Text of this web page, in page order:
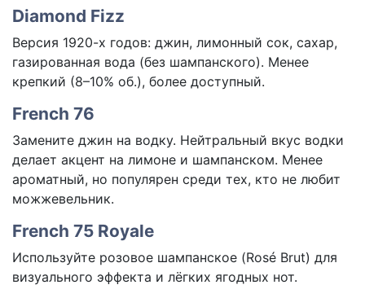
Diamond Fizz
Версия 1920-х годов: джин, лимонный сок, сахар,
газированная вода (без шампанского). Менее
крепкий (8–10% об.), более доступный.
French 76
Замените джин на водку. Нейтральный вкус водки
делает акцент на лимоне и шампанском. Менее
ароматный, но популярен среди тех, кто не любит
можжевельник.
French 75 Royale
Используйте розовое шампанское (Rosé Brut) для
визуального эффекта и лёгких ягодных нот.